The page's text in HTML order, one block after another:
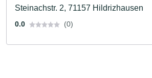
Steinachstr. 2, 71157 Hildrizhausen
0.0 (0)